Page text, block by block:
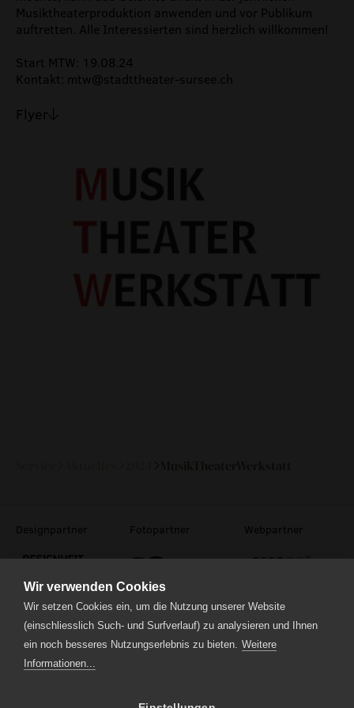
Wir verwenden Cookies
Wir setzen Cookies ein, um die Nutzung unserer Website
(einschliesslich Such- und Surfverlauf) zu analysieren und Ihnen
ein noch besseres Nutzungserlebnis zu bieten. Weitere
Informationen...
Musiktheaterproduktion anwenden und vor Publikum
auftretten. Alle Interessierten sind herzlich willkommen!
Start MTW: 19.08.24
Kontakt: mtw@stadttheater-sursee.ch
Flyer
Designpartner Fotopartner Webpartner
Theaterstrasse 5
6210 Sursee